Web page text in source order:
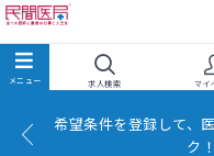
求人検索 マイ
希望条件を登録して、
ク